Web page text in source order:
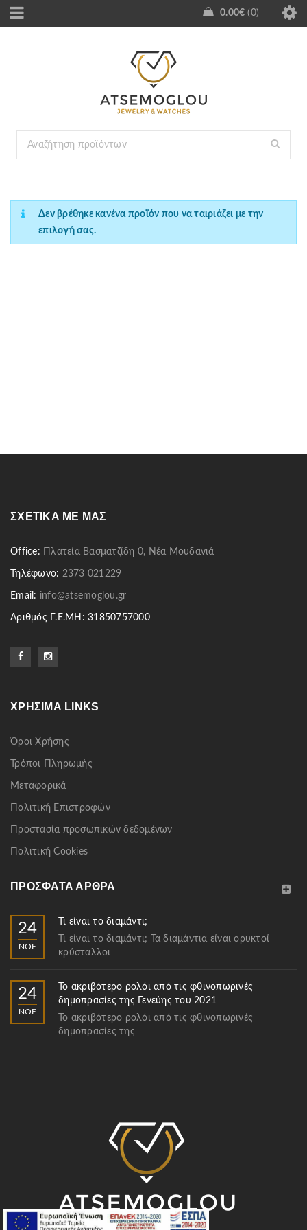
0.00€ 0
Δεν βρέθηκε κανένα προϊόν που να ταιριάζει με την
επιλογή σας.
ΣΧΕΤΙΚΆ ΜΕ ΜΑΣ
Office: Πλατεία Βασματζίδη 0, Νέα Μουδανιά
Τηλέφωνο: 2373 021229
Email: info@atsemoglou.gr
Αριθμός Γ.Ε.ΜΗ: 31850757000
ΧΡΉΣΙΜΑ LINKS
Όροι Χρήσης
Τρόποι Πληρωμής
Μεταφορικά
Πολιτική Επιστροφών
Προστασία προσωπικών δεδομένων
Πολιτική Cookies
ΠΡΌΣΦΑΤΑ ΆΡΘΡΑ
24
ΝΟΈ
Τι είναι το διαμάντι;
Τι είναι το διαμάντι; Τα διαμάντια είναι ορυκτοί
κρύσταλλοι
24
ΝΟΈ
Το ακριβότερο ρολόι από τις φθινοπωρινές
δημοπρασίες της Γενεύης του 2021
Το ακριβότερο ρολόι από τις φθινοπωρινές
δημοπρασίες της